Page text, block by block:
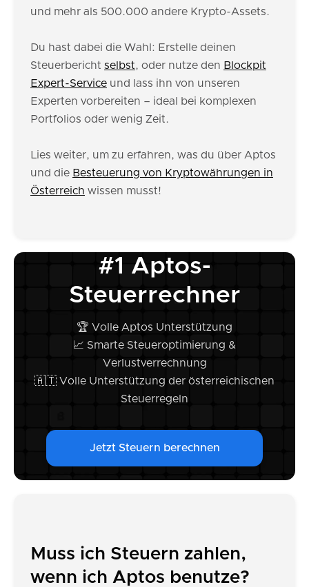
und mehr als 500.000 andere Krypto-Assets.
Du hast dabei die Wahl: Erstelle deinen
Steuerbericht selbst, oder nutze den Blockpit
Expert-Service und lass ihn von unseren
Experten vorbereiten – ideal bei komplexen
Portfolios oder wenig Zeit.
Lies weiter, um zu erfahren, was du über Aptos
und die Besteuerung von Kryptowährungen in
Österreich wissen musst!
#1 Aptos-
Steuerrechner
🏆 Volle Aptos Unterstützung
📈 Smarte Steueroptimierung &
Verlustverrechnung
🇦🇹 Volle Unterstützung der österreichischen
Steuerregeln
Jetzt Steuern berechnen
Muss ich Steuern zahlen,
wenn ich Aptos benutze?